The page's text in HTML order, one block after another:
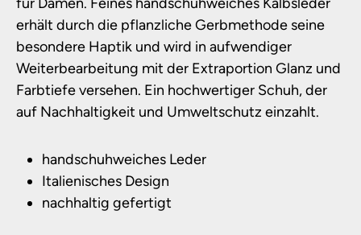
erhält durch die pflanzliche Gerbmethode seine
besondere Haptik und wird in aufwendiger
Weiterbearbeitung mit der Extraportion Glanz und
Farbtiefe versehen. Ein hochwertiger Schuh, der
auf Nachhaltigkeit und Umweltschutz einzahlt.
handschuhweiches Leder
Italienisches Design
nachhaltig gefertigt